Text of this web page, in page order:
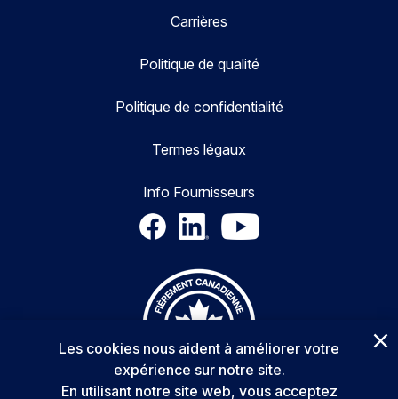
Carrières
Politique de qualité
Politique de confidentialité
Termes légaux
Info Fournisseurs
Les cookies nous aident à améliorer votre
expérience sur notre site.
En utilisant notre site web, vous acceptez